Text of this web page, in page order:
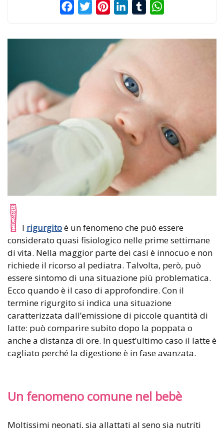
FacebookTwitterPinterestLinkedInTumblr
I l rigurgitoè un fenomeno che può essere
considerato quasi fisiologico nelle prime settimane
di vita. Nella maggior parte dei casi è innocuo e non
richiede il ricorso al pediatra. Talvolta, però, può
essere sintomo di una situazione più problematica.
Ecco quando è il caso di approfondire. Con il
termine rigurgito si indica una situazione
caratterizzata dall’emissione di piccole quantità di
latte: può comparire subito dopo la poppata o
anche a distanza di ore. In quest’ultimo caso il latte è
cagliato perché la digestione è in fase avanzata.
Un fenomeno comune nel bebè
Moltissimi neonati, sia allattati al seno sia nutriti